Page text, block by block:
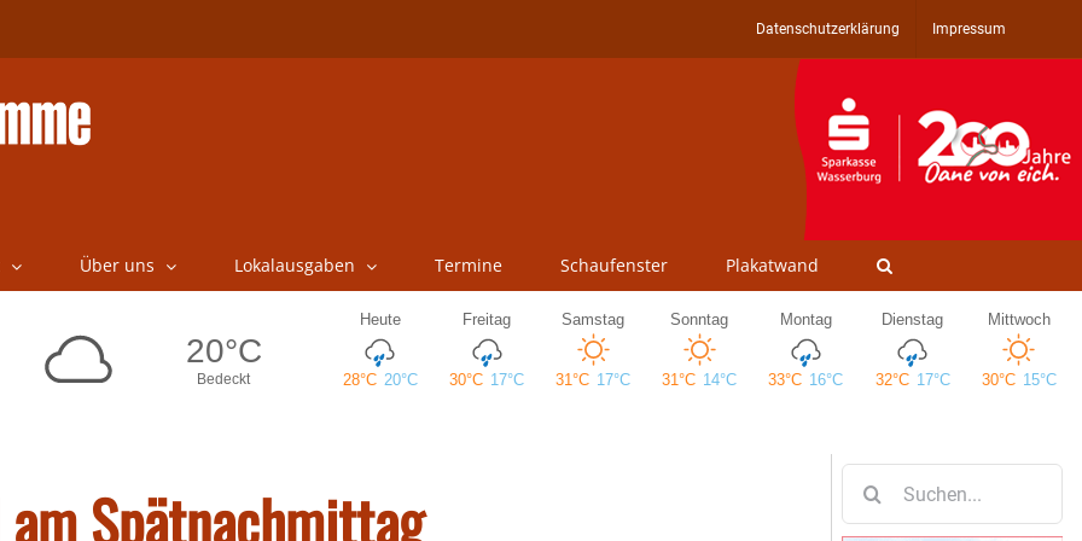
Datenschutzerklärung Impressum
Über uns Lokalausgaben Termine Schaufenster Plakatwand
Spätnachmittag
nach: